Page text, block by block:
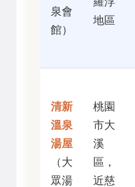
泉會
館）
地區
清新
溫泉
湯屋
（大
眾湯
桃園
市大
溪
區，
近慈